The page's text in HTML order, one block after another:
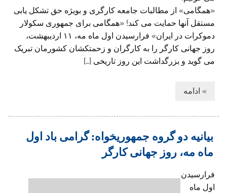
«همگامی» از مطالبات جامعه کارگری و بویژه حق تشکل یابی
مستقل آنها حمایت می کند! «همگامی برای جمهوری سکولار
دموکرات در ایران» فرارسیدن اول ماه مه، ۱۱ اردیبهشت،
روز جهانی کارگر را به کارگران و زحمتکشان کشورمان تبریک
می گوید و بزرگداشت این روز تاریخی […]
» ادامه
بیانیه دو گروه جمهوریخواه: گرامی باد اول
ماه مه، روز جهانی کارگر
فرارسیدن
اول ماه